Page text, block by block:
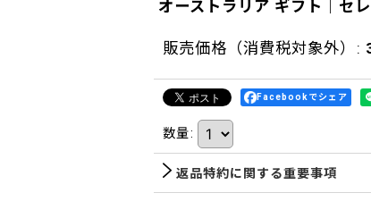
オーストラリア ギフト｜セ
販売価格（消費税対象外） :
Facebookでシェア
数量:
返品特約に関する重要事項